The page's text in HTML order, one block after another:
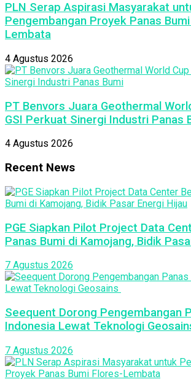
PLN Serap Aspirasi Masyarakat
Pengembangan Proyek Panas
Lembata
4 Agustus 2026
PT Benvors Juara Geothermal
GSI Perkuat Sinergi Industri Panas
4 Agustus 2026
Recent News
PGE Siapkan Pilot Project Data
Panas Bumi di Kamojang, Bidik
7 Agustus 2026
Seequent Dorong Pengembangan
Indonesia Lewat Teknologi
7 Agustus 2026